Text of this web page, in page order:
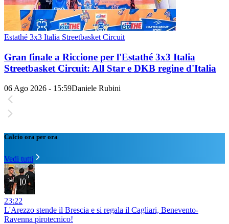
Estathé 3x3 Italia Streetbasket Circuit
Gran finale a Riccione per l'Estathé 3x3 Italia
Streetbasket Circuit: All Star e DKB regine d'Italia
06 Ago 2026 - 15:59Daniele Rubini
Calcio ora per ora
Vedi tutti
23:22
L'Arezzo stende il Brescia e si regala il Cagliari, Benevento-
Ravenna pirotecnico!